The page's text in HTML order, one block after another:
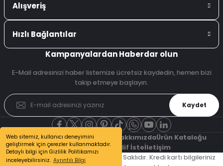
Web sitemiz, kullanıcı deneyimini
geliştirmek için çerezler kullanmaktadır.
Detaylı bilgi için Gizlilik Politikamızı
inceleyebilirsiniz. Ayrıntılı Bilgi
Alışveriş
Hızlı Bağlantılar
Kampanyalardan Haberdar olun
E-Mail adresinizi haber listemize ücretsiz kaydedin, hemen bizi
takip etmeye başlayın.
Kaydet
ŞubelerimizReferanslarımız HakkımızdaÜrün Kataloğu
Bizden HaberlerTeklif İsteİletişim
© 2026 İlk İş Güvenliği - Tüm Hakları Saklıdır. Kredi kartı bilgileriniz